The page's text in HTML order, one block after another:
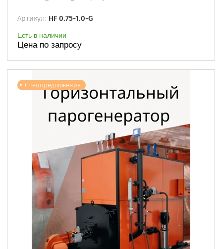
Артикул: HF 0.75-1.0-G
Есть в наличии
Цена по запросу
Спецпредложение